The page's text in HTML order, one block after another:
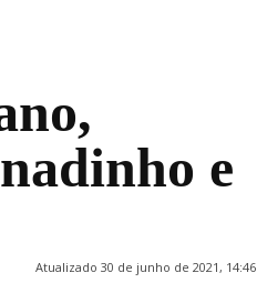
e
Atualizado 30 de junho de 2021, 14:46